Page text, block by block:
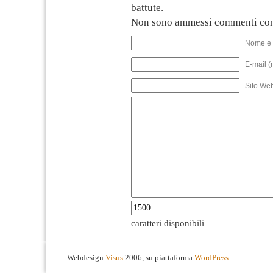
battute.
Non sono ammessi commenti
Nome
E-mail
Sito
caratteri disponibili
Webdesign Visus 2006, su piattaforma WordPress